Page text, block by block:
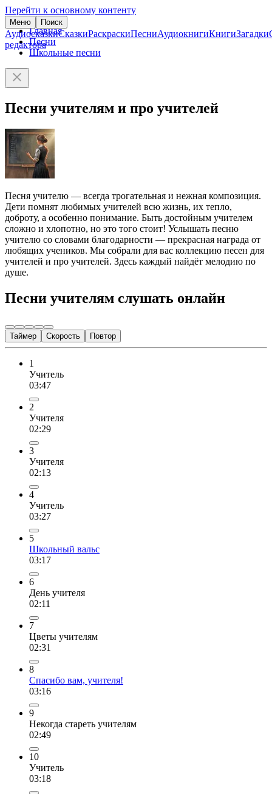
Перейти к основному контенту
Меню Поиск
АудиосказкиСказкиРаскраскиПесниАудиокнигиКнигиЗагадки
редактора
Главная
Песни
Школьные песни
Песни учителям и про учителей
Песня учителю — всегда трогательная и нежная композиция.
Дети помнят любимых учителей всю жизнь, их тепло,
доброту, а особенно понимание. Быть достойным учителем
сложно и хлопотно, но это того стоит! Услышать песню
учителю со словами благодарности — прекрасная награда от
любящих учеников. Мы собрали для вас коллекцию песен для
учителей и про учителей. Здесь каждый найдёт мелодию по
душе.
Песни учителям слушать онлайн
Таймер Скорость Повтор
1
Учитель
03:47
2
Учителя
02:29
3
Учителя
02:13
4
Учитель
03:27
5
Школьный вальс
03:17
6
День учителя
02:11
7
Цветы учителям
02:31
8
Спасибо вам, учителя!
03:16
9
Некогда стареть учителям
02:49
10
Учитель
03:18